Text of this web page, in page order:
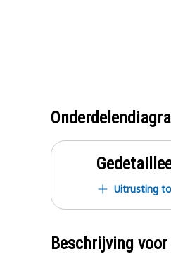
Uitrusting
Beschrijving